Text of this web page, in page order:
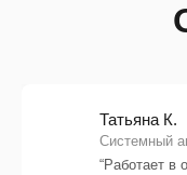
Татьяна К.
Системный
“Работает в